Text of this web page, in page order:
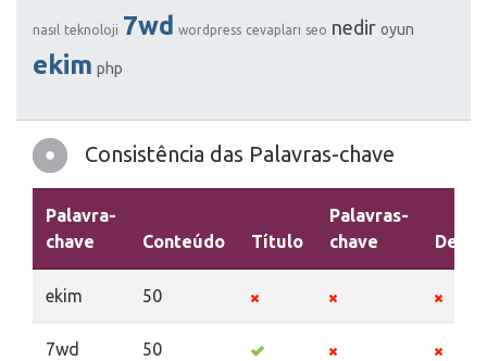
nasıl teknoloji 7wd wordpress cevapları seo nedir oyun
ekim php
Consistência das Palavras-chave
Palavra-
chave
Conteúdo Título
Palavras-
chave
ekim 50
7wd 50